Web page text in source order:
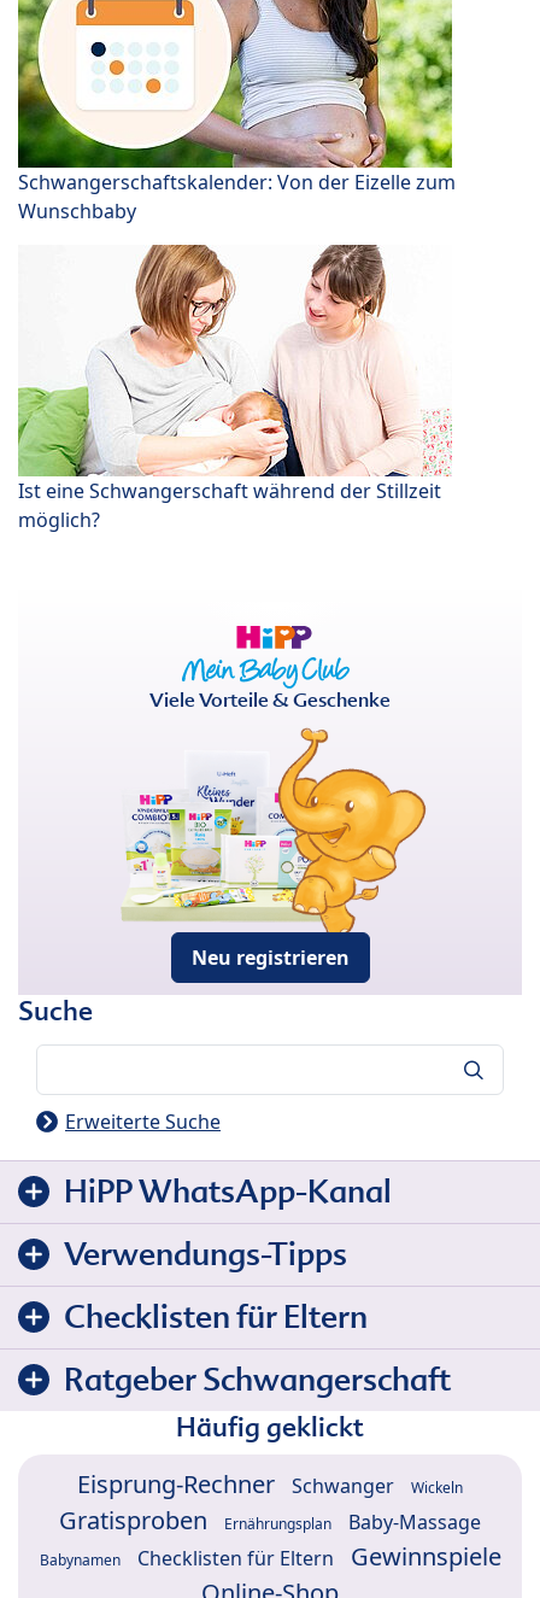
Schwangerschaftskalender: Von der Eizelle zum
Wunschbaby
Ist eine Schwangerschaft während der Stillzeit
möglich?
Viele Vorteile & Geschenke
Neu registrieren
Suche
Erweiterte Suche
HiPP WhatsApp-Kanal
Verwendungs-Tipps
Checklisten für Eltern
Ratgeber Schwangerschaft
Häufig geklickt
Eisprung-Rechner Schwanger Wickeln
Gratisproben Ernährungsplan Baby-Massage
Babynamen Checklisten für Eltern
Gewinnspiele